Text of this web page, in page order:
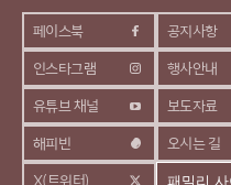
페이스북
인스타그램
유튜브 채널
해피빈
X(트위터)
공지사항
행사안내
보도자료
오시는 길